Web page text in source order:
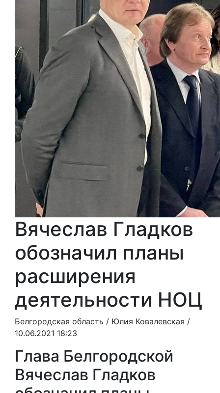
Вячеслав Гладков
обозначил планы
расширения
деятельности НОЦ
Белгородская область / Юлия Ковалевская /
10.06.2021 18:23
Глава Белгородской
Вячеслав Гладков